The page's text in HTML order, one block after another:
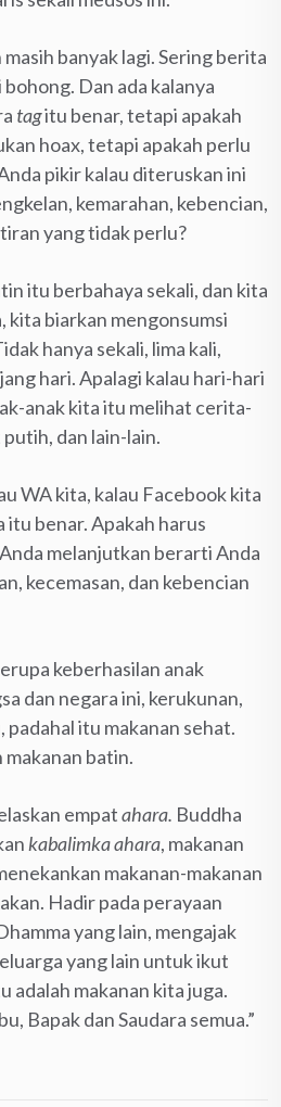
banyak lagi. Sering berita
Dan ada kalanya
tagitu benar, tetapi apakah
hoax, tetapi apakah perlu
pikir kalau diteruskan ini
kemarahan, kebencian,
yang tidak perlu?
itu berbahaya sekali, dan kita
kita biarkan mengonsumsi
hanya sekali, lima kali,
hari. Apalagi kalau hari-hari
anak kita itu melihat cerita-
dan lain-lain.
WA kita, kalau Facebook kita
benar. Apakah harus
melanjutkan berarti Anda
kecemasan, dan kebencian
keberhasilan anak
dan negara ini, kerukunan,
itu makanan sehat.
batin.
empatahara. Buddha
kabalimkaahara, makanan
makanan-makanan
Hadir pada perayaan
yang lain, mengajak
yang lain untuk ikut
adalah makanan kita juga.
Bapak dan Saudara semua.”